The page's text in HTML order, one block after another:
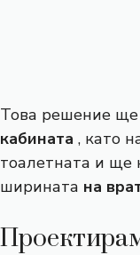
Това решение
кабината , като
тоалетната и ще
ширината на